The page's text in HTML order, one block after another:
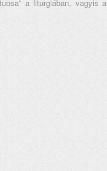
a liturgiában, vagyis